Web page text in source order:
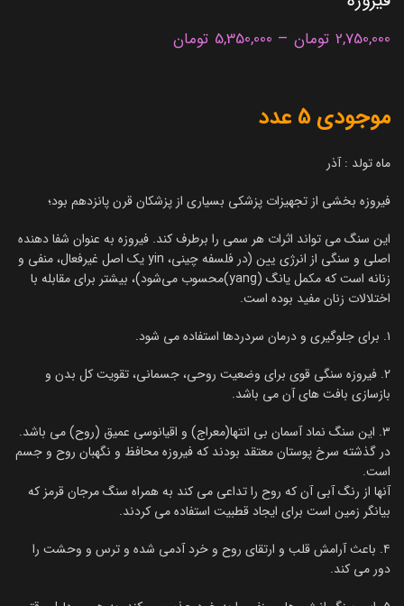
2,750,000 تومان –
5,350,000 تومان
موجودی 5 عدد
ماه تولد : آذر
فیروزه بخشی از تجهیزات پزشکی بسیاری از پزشکان قرن پانزدهم بود؛
این سنگ می تواند اثرات هر سمی را برطرف کند. فیروزه به عنوان شفا دهنده
اصلی و سنگی از انرژی یین (در فلسفه چینی، yin یک اصل غیرفعال، منفی و
زنانه است که مکمل یانگ (yang)محسوب می‌شود)، بیشتر برای مقابله با
اختلالات زنان مفید بوده است.
۱. برای جلوگیری و درمان سردردها استفاده می شود.
۲. فیروزه سنگی قوی برای وضعیت روحی، جسمانی، تقویت کل بدن و
بازسازی بافت های آن می باشد.
۳. این سنگ نماد آسمان بی انتها(معراج) و اقیانوسی عمیق (روح) می باشد.
در گذشته سرخ پوستان معتقد بودند که فیروزه محافظ و نگهبان روح و جسم
است.
آنها از رنگ آبی آن که روح را تداعی می کند به همراه سنگ مرجان قرمز که
بیانگر زمین است برای ایجاد قطبیت استفاده می کردند.
۴. باعث آرامش قلب و ارتقای روح و خرد آدمی شده و ترس و وحشت را
دور می کند.